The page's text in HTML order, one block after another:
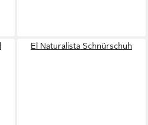
El Naturalista Schnürschuh